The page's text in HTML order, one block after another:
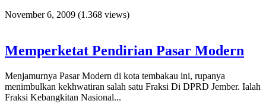
November 6, 2009 (1.368 views)
Memperketat Pendirian Pasar Modern
Menjamurnya Pasar Modern di kota tembakau ini, rupanya
menimbulkan kekhwatiran salah satu Fraksi Di DPRD Jember. Ialah
Fraksi Kebangkitan Nasional...